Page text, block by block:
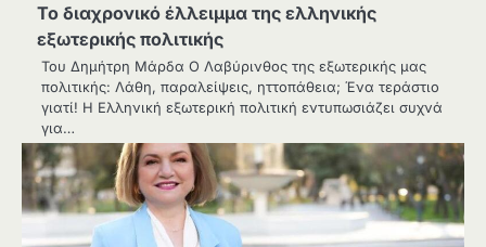
Το διαχρονικό έλλειμμα της ελληνικής
εξωτερικής πολιτικής
Του Δημήτρη Μάρδα Ο Λαβύρινθος της εξωτερικής μας
πολιτικής: Λάθη, παραλείψεις, ηττοπάθεια; Ένα τεράστιο
γιατί! Η Ελληνική εξωτερική πολιτική εντυπωσιάζει συχνά
για…